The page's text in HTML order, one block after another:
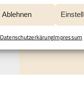
Ablehnen
DatenschutzerkärungImpressum